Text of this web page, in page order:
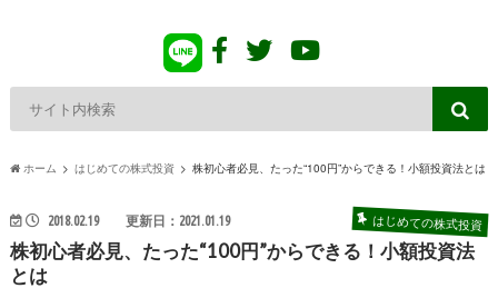
ホーム はじめての株式投資 株初心者必見、たった“100円”からできる！小額投資法とは
2018.02.19 更新日：2021.01.19 はじめての株式投資
株初心者必見、たった“100円”からできる！小額投資法
とは